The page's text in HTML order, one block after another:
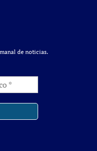
de noticias.